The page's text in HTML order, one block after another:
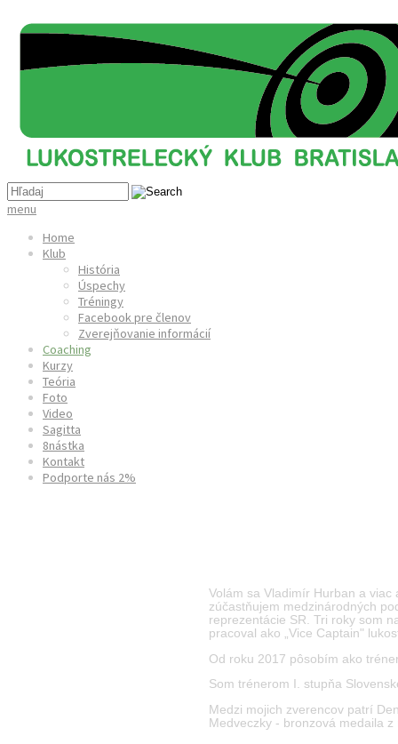
menu
Home
Klub
História
Úspechy
Tréningy
Facebook pre členov
Zverejňovanie informácií
Coaching
Kurzy
Teória
Foto
Video
Sagitta
8nástka
Kontakt
Podporte nás 2%
Volám sa Vladimír Hurban a
zúčastňujem medzinárodných
reprezentácie SR. Tri roky som
pracoval ako „Vice Captain"
Od roku 2017 pôsobím ako
Som trénerom I. stupňa
Medzi mojich zverencov patrí
Medveczky - bronzová medaila